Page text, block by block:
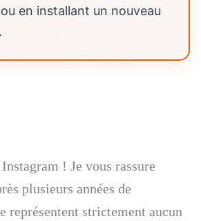
en installant un nouveau
! Je vous rassure
plusieurs années de
représentent strictement aucun